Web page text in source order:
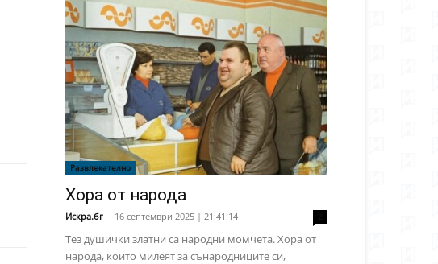
Развлекателно
Хора от народа
Искра.бг - 16 септември 2025 | 21:41:14
Тез душички златни са народни момчета. Хора от
народа, които милеят за сънародниците си,